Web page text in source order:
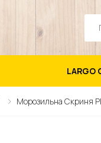
LARGO
Морозильна Скриня